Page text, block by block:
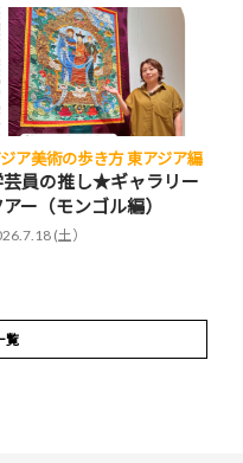
ア美術の歩き方 東アジア編
芸員の推し★ギャラリー
ー（モンゴル編）
(土）
覧